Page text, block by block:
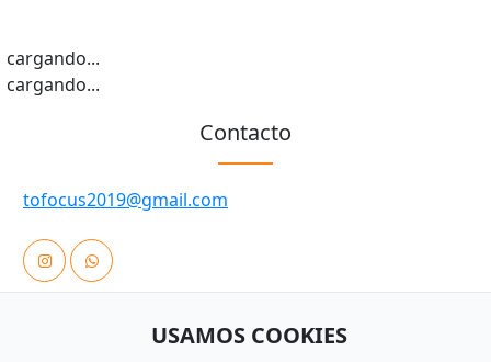
cargando...
cargando...
Contacto
tofocus2019@gmail.com
USAMOS COOKIES